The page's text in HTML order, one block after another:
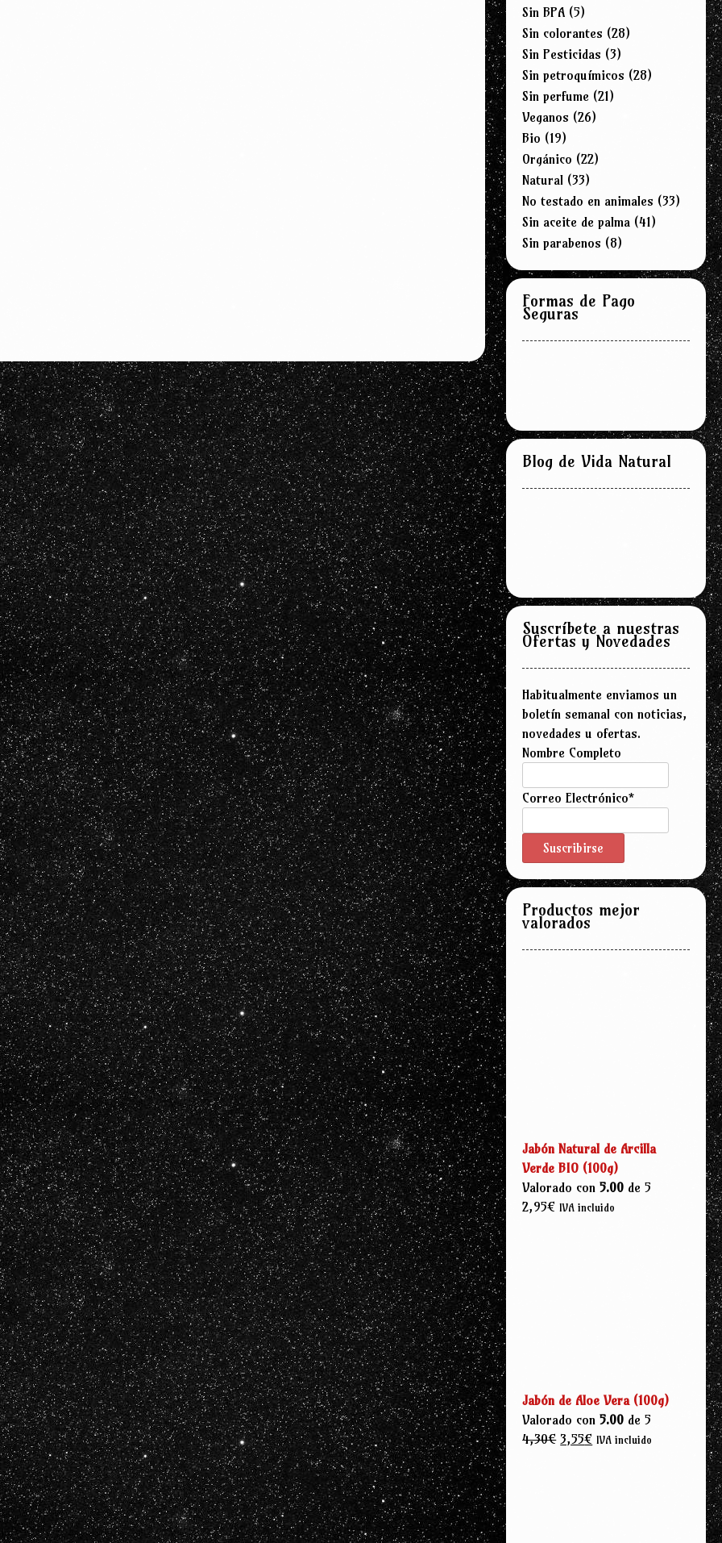
Sin BPA (5)
Sin colorantes (28)
Sin Pesticidas (3)
Sin petroquímicos (28)
Sin perfume (21)
Veganos (26)
Bio (19)
Orgánico (22)
Natural (33)
No testado en animales (33)
Sin aceite de palma (41)
Sin parabenos (8)
Formas de Pago
Seguras
Blog de Vida Natural
Suscríbete a nuestras
Ofertas y Novedades
Habitualmente enviamos un
boletín semanal con noticias,
novedades u ofertas.
Nombre Completo
Correo Electrónico*
Productos mejor
valorados
Jabón Natural de Arcilla
Verde BIO (100g)
Valorado con5.00 de 5
2,95€ IVA incluido
Jabón de Aloe Vera (100g)
Valorado con5.00 de 5
4,30€ El
3,55€ El
IVA incluido